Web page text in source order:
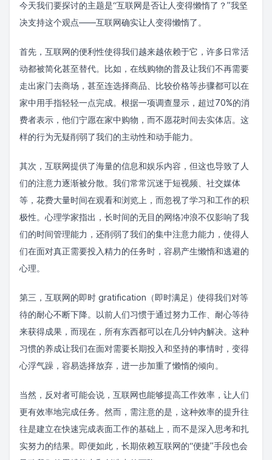
今天我们要探讨的主题是“互联网是否让人变得懒惰了？”我坚
决支持这个观点——互联网确实让人变得懒惰了。
首先，互联网的便利性使得我们越来越依赖于它，许多日常活
动都被简化甚至替代。比如，在线购物的普及让我们不再需要
走出家门去商场，甚至连选择商品、比较价格等步骤都可以在
家中用手指轻轻一点完成。根据一项调查显示，超过70%的消
费者表示，他们宁愿在家中购物，而不愿花时间去实体店。这
样的行为无疑削弱了我们的主动性和动手能力。
其次，互联网提供了海量的信息和娱乐内容，但这也导致了人
们的注意力逐渐被分散。我们常常沉迷于短视频、社交媒体
等，花费大量时间在观看和浏览上，而忽视了学习和工作的积
极性。心理学家指出，长时间的无目的网络冲浪不仅影响了我
们的时间管理能力，还削弱了我们的集中注意力能力，使得人
们在面对真正需要投入精力的任务时，容易产生懒惰和逃避的
心理。
第三，互联网的即时 gratification（即时满足）使得我们对等
待的耐心不断下降。以前人们习惯于通过努力工作、耐心等待
来获得成果，而现在，所有东西都可以在几分钟内解决。这种
习惯的养成让我们在面对需要长期投入和坚持的事情时，变得
心浮气躁，容易选择放弃，进一步加重了懒惰的倾向。
当然，反对者可能会说，互联网也能够提高工作效率，让人们
更有效率地完成任务。然而，需注意的是，这种效率的提升往
往是建立在快速完成表面工作的基础上，而不是深入思考和扎
实努力的结果。即便如此，长期依赖互联网的“便捷”手段也会